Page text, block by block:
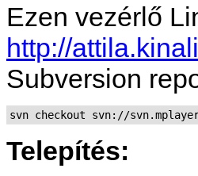
Ezen vezérlő
http://
Subversion
Telepítés: